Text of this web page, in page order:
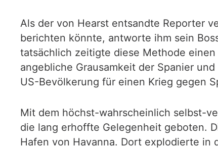
Als der von Hearst entsandte Reporter
berichten könnte, antworte ihm sein
tatsächlich zeitigte diese Methode
angebliche Grausamkeit der Spanier
US-Bevölkerung für einen Krieg gegen
Mit dem höchst-wahrscheinlich selbst-
die lang erhoffte Gelegenheit geboten.
Hafen von Havanna. Dort explodierte in